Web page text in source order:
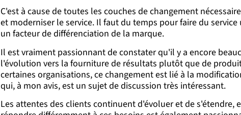
C'est à cause de toutes les couches de changement
et moderniser le service. Il faut du temps pour faire du
un facteur de différenciation de la marque.
Il est vraiment passionnant de constater qu'il y a encore
l'évolution vers la fourniture de résultats plutôt que de
certaines organisations, ce changement est lié à la
qui, à mon avis, est un sujet de discussion très intéressant.
Les attentes des clients continuent d'évoluer et de s'étendre,